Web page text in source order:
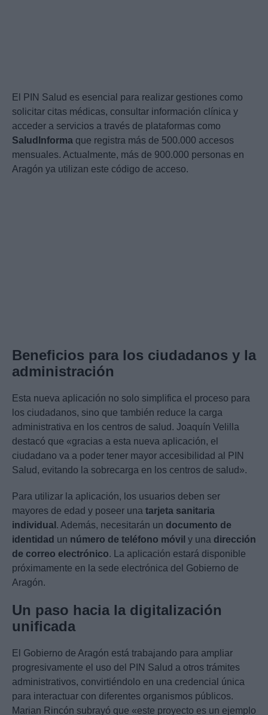
El PIN Salud es esencial para realizar gestiones como
solicitar citas médicas, consultar información clínica y
acceder a servicios a través de plataformas como
SaludInforma que registra más de 500.000 accesos
mensuales. Actualmente, más de 900.000 personas en
Aragón ya utilizan este código de acceso.
Beneficios para los ciudadanos y la
administración
Esta nueva aplicación no solo simplifica el proceso para
los ciudadanos, sino que también reduce la carga
administrativa en los centros de salud. Joaquín Velilla
destacó que «gracias a esta nueva aplicación, el
ciudadano va a poder tener mayor accesibilidad al PIN
Salud, evitando la sobrecarga en los centros de salud».
Para utilizar la aplicación, los usuarios deben ser
mayores de edad y poseer una tarjeta sanitaria
individual . Además, necesitarán un documento de
identidad un número de teléfono móvil y una dirección
de correo electrónico. La aplicación estará disponible
próximamente en la sede electrónica del Gobierno de
Aragón.
Un paso hacia la digitalización
unificada
El Gobierno de Aragón está trabajando para ampliar
progresivamente el uso del PIN Salud a otros trámites
administrativos, convirtiéndolo en una credencial única
para interactuar con diferentes organismos públicos.
Marian Rincón subrayó que «este proyecto es un ejemplo